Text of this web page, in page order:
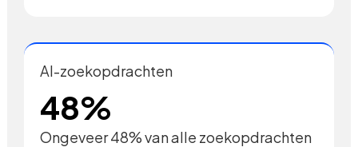
AI-zoekopdrachten
48%
Ongeveer 48% van alle zoekopdrachten